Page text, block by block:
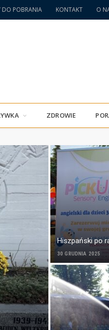
DO POBRANIA KONTAKT O
ZDROWIE
Hiszpański po
30 GRUDNIA 2025